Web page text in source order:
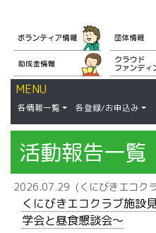
MENU
各情報一覧 各登録/お申込み
活動報告一覧
2026.07.29 (くにびきエコク
くにびきエコクラブ施設
学会と昼食懇談会～